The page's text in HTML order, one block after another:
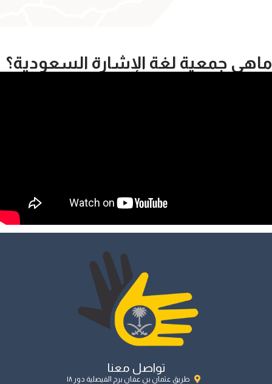
ماهي جمعية لغة الإشارة السعودية؟
تواصل معنا
طريق عثمان بن عفان برج الفيصلية دور ١٨